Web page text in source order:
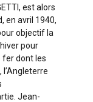
est alors
en avril 1940,
objectif la
pour
fer dont les
Jean-